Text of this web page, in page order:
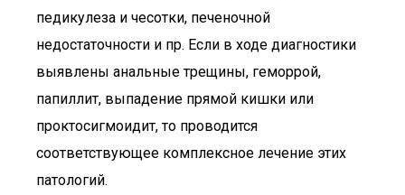
педикулеза и чесотки, печеночной
недостаточности и пр. Если в ходе диагностики
выявлены анальные трещины, геморрой,
папиллит, выпадение прямой кишки или
проктосигмоидит, то проводится
соответствующее комплексное лечение этих
патологий.